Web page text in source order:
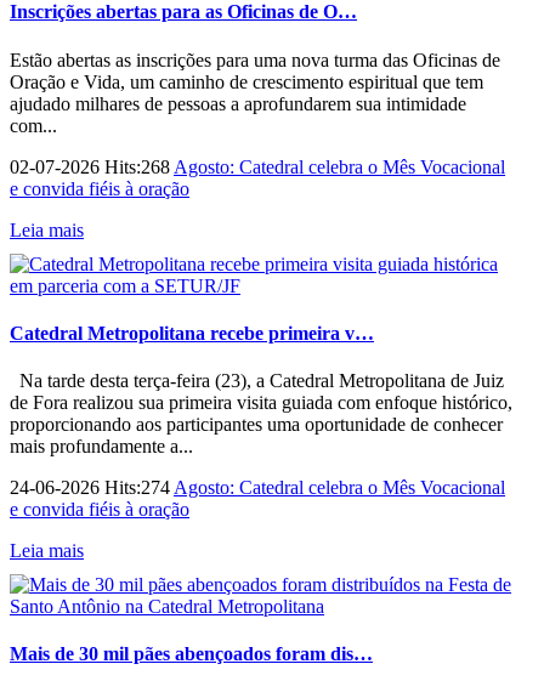
Inscrições abertas para as Oficinas de O…
Estão abertas as inscrições para uma nova turma das Oficinas de
Oração e Vida, um caminho de crescimento espiritual que tem
ajudado milhares de pessoas a aprofundarem sua intimidade
com...
02-07-2026 Hits:268 Agosto: Catedral celebra o Mês Vocacional
e convida fiéis à oração
Leia mais
Catedral Metropolitana recebe primeira v…
Na tarde desta terça-feira (23), a Catedral Metropolitana de Juiz
de Fora realizou sua primeira visita guiada com enfoque histórico,
proporcionando aos participantes uma oportunidade de conhecer
mais profundamente a...
24-06-2026 Hits:274 Agosto: Catedral celebra o Mês Vocacional
e convida fiéis à oração
Leia mais
Mais de 30 mil pães abençoados foram dis…